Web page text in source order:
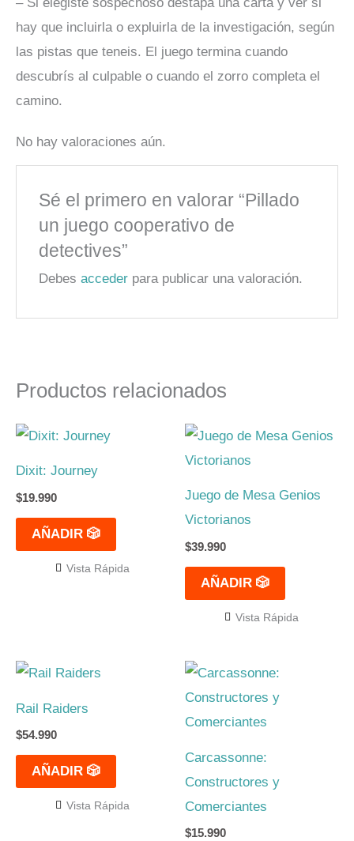
– Si elegiste sospechoso destapa una carta y ver si
hay que incluirla o expluirla de la investigación, según
las pistas que teneis. El juego termina cuando
descubrís al culpable o cuando el zorro completa el
camino.
No hay valoraciones aún.
Sé el primero en valorar “Pillado
un juego cooperativo de
detectives”
Debesacceder para publicar una valoración.
Productos relacionados
Dixit: Journey
$19.990
AÑADIR 🎲
Vista Rápida
Juego de Mesa Genios
Victorianos
$39.990
AÑADIR 🎲
Vista Rápida
Rail Raiders
$54.990
AÑADIR 🎲
Vista Rápida
Carcassonne:
Constructores y
Comerciantes
$15.990